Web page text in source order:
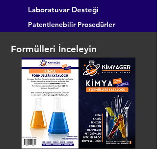
Laboratuvar Desteği
Patentlenebilir Prosedürler
Formülleri İnceleyin